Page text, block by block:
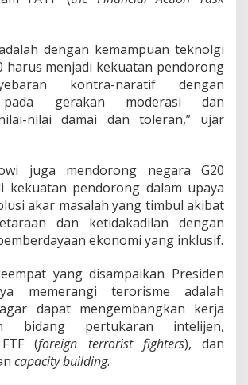
dengan kemampuan teknolgi
harus menjadi kekuatan pendorong
kontra-naratif dengan
pada gerakan moderasi dan
nilai damai dan toleran,” ujar
juga mendorong negara G20
kekuatan pendorong dalam upaya
akar masalah yang timbul akibat
dan ketidakadilan dengan
ekonomi yang inklusif.
yang disampaikan Presiden
memerangi terorisme adalah
dapat mengembangkan kerja
bidang pertukaran intelijen,
(foreign terrorist fighters), dan
capacity building.